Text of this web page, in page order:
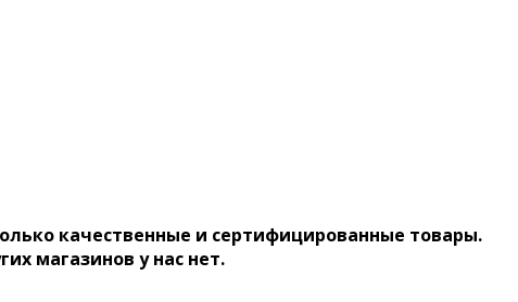
качественные и сертифицированные товары.
магазинов у нас нет.